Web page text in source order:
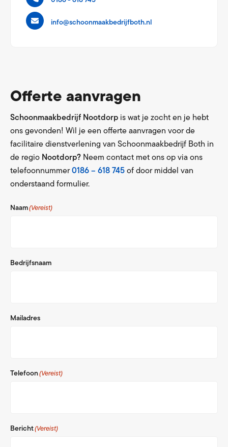
info@schoonmaakbedrijfboth.nl
Offerte aanvragen
Schoonmaakbedrijf Nootdorp is wat je zocht en je hebt
ons gevonden! Wil je een offerte aanvragen voor de
facilitaire dienstverlening van Schoonmaakbedrijf Both in
de regio Nootdorp? Neem contact met ons op via ons
telefoonnummer0186 – 618 745 of door middel van
onderstaand formulier.
Naam(Vereist)
Bedrijfsnaam
Mailadres
Telefoon(Vereist)
Bericht(Vereist)